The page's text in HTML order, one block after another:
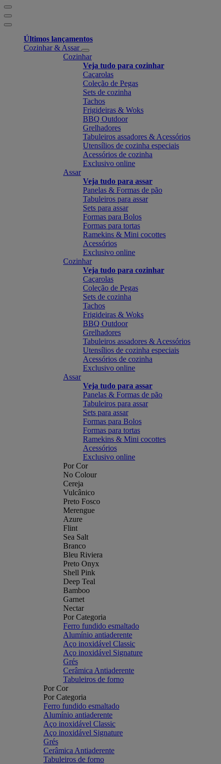
Últimos lançamentos
Cozinhar & Assar
Cozinhar
Veja tudo para cozinhar
Caçarolas
Coleção de Pegas
Sets de cozinha
Tachos
Frigideiras & Woks
BBQ Outdoor
Grelhadores
Tabuleiros assadores & Acessórios
Utensílios de cozinha especiais
Acessórios de cozinha
Exclusivo online
Assar
Veja tudo para assar
Panelas & Formas de pão
Tabuleiros para assar
Sets para assar
Formas para Bolos
Formas para tortas
Ramekins & Mini cocottes
Acessórios
Exclusivo online
Cozinhar
Veja tudo para cozinhar
Caçarolas
Coleção de Pegas
Sets de cozinha
Tachos
Frigideiras & Woks
BBQ Outdoor
Grelhadores
Tabuleiros assadores & Acessórios
Utensílios de cozinha especiais
Acessórios de cozinha
Exclusivo online
Assar
Veja tudo para assar
Panelas & Formas de pão
Tabuleiros para assar
Sets para assar
Formas para Bolos
Formas para tortas
Ramekins & Mini cocottes
Acessórios
Exclusivo online
Por Cor
No Colour
Cereja
Vulcânico
Preto Fosco
Merengue
Azure
Flint
Sea Salt
Branco
Bleu Riviera
Preto Onyx
Shell Pink
Deep Teal
Bamboo
Garnet
Nectar
Por Categoria
Ferro fundido esmaltado
Alumínio antiaderente
Aço inoxidável Classic
Aço inoxidável Signature
Grés
Cerâmica Antiaderente
Tabuleiros de forno
Por Cor
Por Categoria
Ferro fundido esmaltado
Alumínio antiaderente
Aço inoxidável Classic
Aço inoxidável Signature
Grés
Cerâmica Antiaderente
Tabuleiros de forno